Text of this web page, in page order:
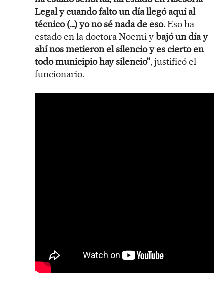
Legal y cuando falto un día llegó aquí al
técnico (…) yo no sé nada de eso. Eso ha
estado en la doctora Noemi ybajó un día y
ahí nos metieron el silencio y es cierto en
todo municipio hay silencio”, justificó el
funcionario.